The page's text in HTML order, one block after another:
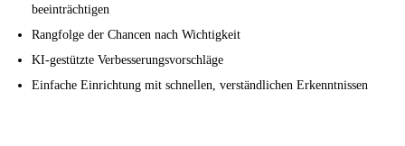
beeinträchtigen
Rangfolge der Chancen nach Wichtigkeit
KI-gestützte Verbesserungsvorschläge
Einfache Einrichtung mit schnellen, verständlichen Erkenntnissen